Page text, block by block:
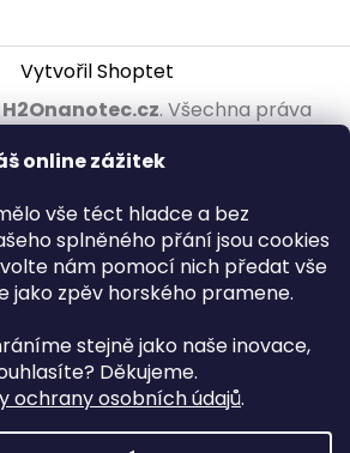
online zážitek
vše téct hladce a bez
splněného přání jsou cookies
nám pomocí nich předat vše
jako zpěv horského pramene.
stejně jako naše inovace,
Děkujeme.
ochrany osobních údajů.
Vytvořil Shoptet
H2Onanotec.cz. Všechna práva